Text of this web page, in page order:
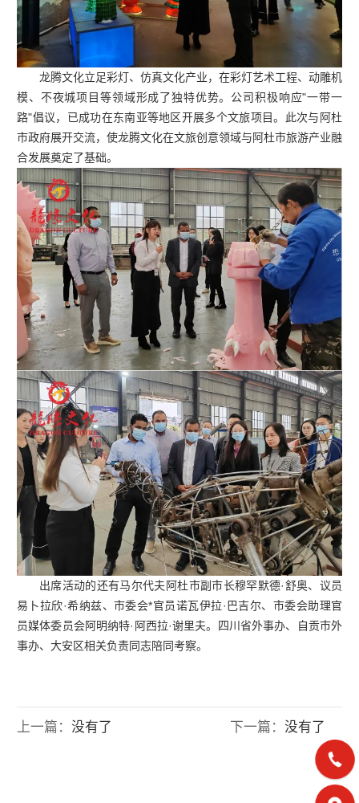
龙腾文化立足彩灯、仿真文化产业，在彩灯艺术工程、动雕机
模、不夜城项目等领域形成了独特优势。公司积极响应"一带一
路"倡议，已成功在东南亚等地区开展多个文旅项目。此次与阿杜
市政府展开交流，使龙腾文化在文旅创意领域与阿杜市旅游产业融
合发展奠定了基础。
出席活动的还有马尔代夫阿杜市副市长穆罕默德·舒奥、议员
易卜拉欣·希纳兹、市委会*官员诺瓦伊拉·巴吉尔、市委会助理官
员媒体委员会阿明纳特·阿西拉·谢里夫。四川省外事办、自贡市外
事办、大安区相关负责同志陪同考察。
上一篇： 没有了 下一篇： 没有了